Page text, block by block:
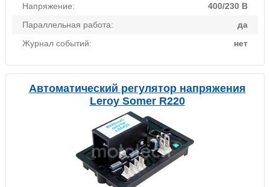
Напряжение:
400/230 В
Параллельная работа:
да
Журнал событий:
нет
Автоматический регулятор напряжения
Leroy Somer R220